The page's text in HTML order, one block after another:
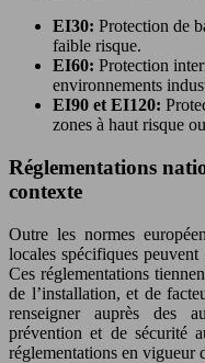
EI30: Protection de
faible risque.
EI60: Protection
environnements
EI90 et EI120:
zones à haut risque
Réglementations
contexte
Outre les normes
locales spécifiques peuvent
Ces réglementations
de l’installation, et de
renseigner auprès des
prévention et de sécurité
réglementations en vigueur